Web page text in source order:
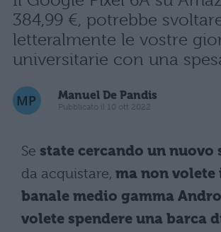
384,99 €, potrebbe
letteralmente le vostre
universitarie con una
Manuel De Pandis
Pubblicato il 10 ott 2022
Se state cercando un nuovo
da acquistare, ma non
banale medio gamma
volete spendere una barca